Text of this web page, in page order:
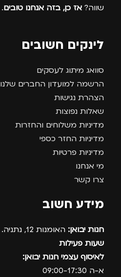
שווה? אז כן, בזה אנחנו טובים.
לינקים חשובים
סוואג מיתוג לעסקים
הרשמה למועדון החברים שלנו
הצהרת נגישות
שאלות נפוצות
מדיניות משלוחים והחזרות
מדיניות החזר כספי
מדיניות פרטיות
מי אנחנו
צרו קשר
מידע חשוב
חנות יבואן: האומנות 12, נתניה.
שעות פעילות
לאיסוף עצמי חנות יבואן:
א-ה 09:00-17:30